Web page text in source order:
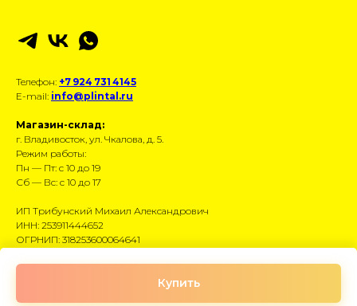
Купить
Телефон: +7 924 731 4145
E-mail: info@plintal.ru
Магазин-склад:
г. Владивосток, ул. Чкалова, д. 5.
Режим работы:
Пн — Пт: с 10 до 19
Сб — Вс: с 10 до 17
ИП Трибунский Михаил Александрович
ИНН: 253911444652
ОГРНИП: 318253600064641
Размещённые данные носят информационный
характер и не являются публичной офертой.